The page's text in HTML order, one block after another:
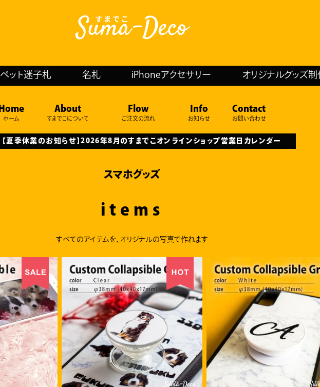
ペット迷子札 名札 iPhoneアクセサリー オリジナルグッズ制
Home
ホーム
About
すまでこについて
Flow
ご注文の流れ
Info
お知らせ
Contact
お問い合わせ
【夏季休業のお知らせ】2026年8月のすまでこオンラインショップ営業日カレンダー
スマホグッズ
items
すべてのアイテムを、オリジナルの写真で作れます